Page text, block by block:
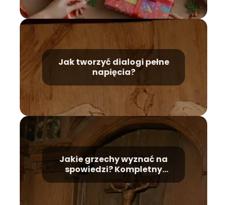
Jak tworzyć dialogi pełne
napięcia?
Jakie grzechy wyznać na
spowiedzi? Kompletny